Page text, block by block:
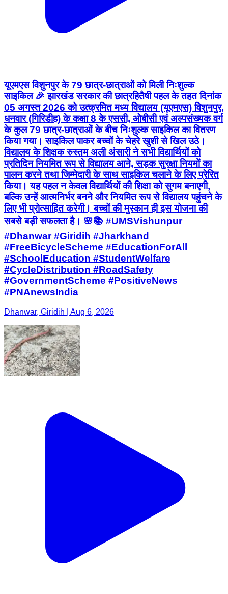
यूएमएस विशुनपुर के 79 छात्र-छात्राओं को मिली निःशुल्क
साइकिल 🎉 झारखंड सरकार की छात्रहितैषी पहल के तहत दिनांक
05 अगस्त 2026 को उत्क्रमित मध्य विद्यालय (यूएमएस) विशुनपुर,
धनवार (गिरिडीह) के कक्षा 8 के एससी, ओबीसी एवं अल्पसंख्यक वर्ग
के कुल 79 छात्र-छात्राओं के बीच निःशुल्क साइकिल का वितरण
किया गया। साइकिल पाकर बच्चों के चेहरे खुशी से खिल उठे।
विद्यालय के शिक्षक रुस्तम अली अंसारी ने सभी विद्यार्थियों को
प्रतिदिन नियमित रूप से विद्यालय आने, सड़क सुरक्षा नियमों का
पालन करने तथा जिम्मेदारी के साथ साइकिल चलाने के लिए प्रेरित
किया। यह पहल न केवल विद्यार्थियों की शिक्षा को सुगम बनाएगी,
बल्कि उन्हें आत्मनिर्भर बनने और नियमित रूप से विद्यालय पहुंचने के
लिए भी प्रोत्साहित करेगी। बच्चों की मुस्कान ही इस योजना की
सबसे बड़ी सफलता है। 🌸📚 #UMSVishunpur
#Dhanwar #Giridih #Jharkhand
#FreeBicycleScheme #EducationForAll
#SchoolEducation #StudentWelfare
#CycleDistribution #RoadSafety
#GovernmentScheme #PositiveNews
#PNAnewsIndia
Dhanwar, Giridih | Aug 6, 2026